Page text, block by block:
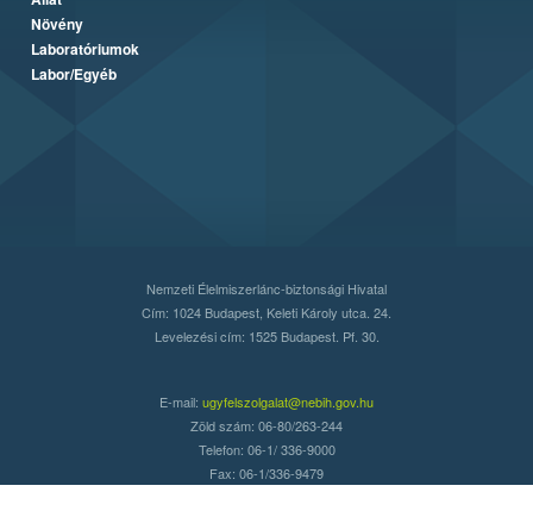
Növény
Laboratóriumok
Labor/Egyéb
Nemzeti Élelmiszerlánc-biztonsági Hivatal
Cím: 1024 Budapest, Keleti Károly utca. 24.
Levelezési cím: 1525 Budapest. Pf. 30.
E-mail: ugyfelszolgalat@nebih.gov.hu
Zöld szám: 06-80/263-244
Telefon: 06-1/ 336-9000
Fax: 06-1/336-9479